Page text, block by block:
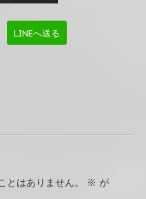
LINEへ送る
はありません。 ※ が